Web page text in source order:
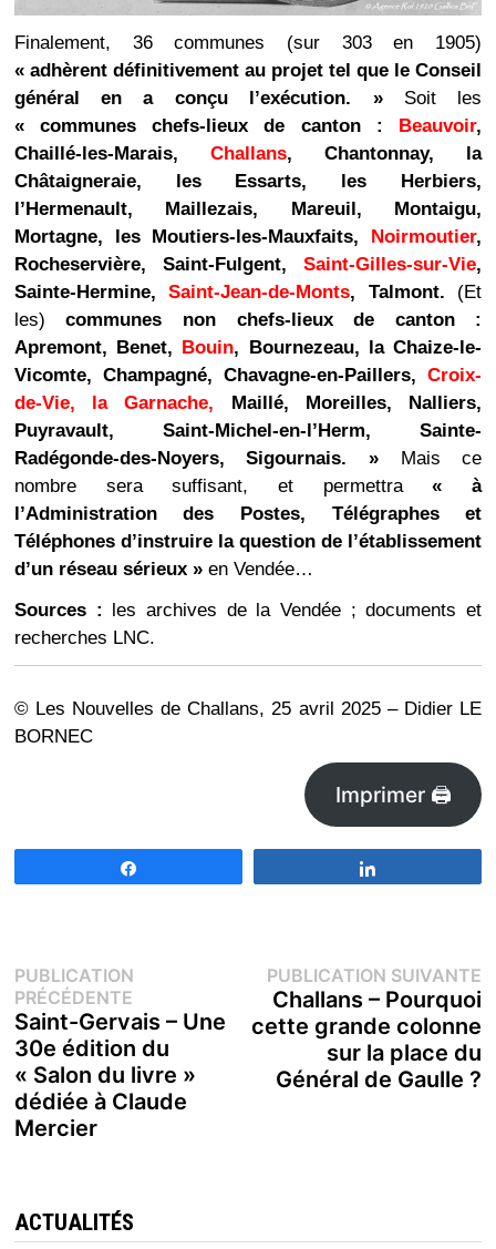
Finalement, 36 communes (sur 303 en 1905)
« adhèrent définitivement au projet tel que le Conseil
général en a conçu l’exécution. »Soit les
« communes chefs-lieux de canton :
Beauvoir,
Chaillé-les-Marais, Challans, Chantonnay, la
Châtaigneraie, les Essarts, les Herbiers,
l’Hermenault, Maillezais, Mareuil, Montaigu,
Mortagne, les Moutiers-les-Mauxfaits,
Noirmoutier,
Rocheservière, Saint-Fulgent,Saint-Gilles-sur-Vie,
Sainte-Hermine,Saint-Jean-de-Monts, Talmont. (Et
les)communes non chefs-lieux de canton :
Apremont, Benet,
Bouin, Bournezeau, la Chaize-le-
Vicomte, Champagné, Chavagne-en-Paillers,Croix-
de-Vie, la Garnache, Maillé, Moreilles, Nalliers,
Puyravault, Saint-Michel-en-l’Herm, Sainte-
Radégonde-des-Noyers, Sigournais. » Mais ce
nombre sera suffisant, et permettra« à
l’Administration des Postes, Télégraphes et
Téléphones d’instruire la question de l’établissement
d’un réseau sérieux »en Vendée…
Sources : les archives de la Vendée ; documents et
recherches LNC.
© Les Nouvelles de Challans, 25 avril 2025 – Didier LE
BORNEC
Imprimer 🖨
Navigation
de
l’article
PUBLICATION
PRÉCÉDENTEPublication
précédente :
Saint-Gervais – Une
30e édition du
« Salon du livre »
dédiée à Claude
Mercier
PUBLICATION SUIVANTE
Challans – Pourquoi
cette grande colonne
sur la place du
Général de Gaulle ?
ACTUALITÉS